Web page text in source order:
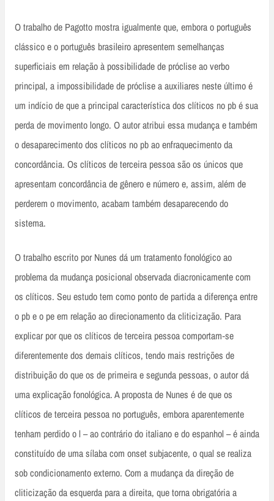
O trabalho de Pagotto mostra igualmente que, embora o português
clássico e o português brasileiro apresentem semelhanças
superficiais em relação à possibilidade de próclise ao verbo
principal, a impossibilidade de próclise a auxiliares neste último é
um indício de que a principal característica dos clíticos no pb é sua
perda de movimento longo. O autor atribui essa mudança e também
o desaparecimento dos clíticos no pb ao enfraquecimento da
concordância. Os clíticos de terceira pessoa são os únicos que
apresentam concordância de gênero e número e, assim, além de
perderem o movimento, acabam também desaparecendo do
sistema.
O trabalho escrito por Nunes dá um tratamento fonológico ao
problema da mudança posicional observada diacronicamente com
os clíticos. Seu estudo tem como ponto de partida a diferença entre
o pb e o pe em relação ao direcionamento da cliticização. Para
explicar por que os clíticos de terceira pessoa comportam‑se
diferentemente dos demais clíticos, tendo mais restrições de
distribuição do que os de primeira e segunda pessoas, o autor dá
uma explicação fonológica. A proposta de Nunes é de que os
clíticos de terceira pessoa no português, embora aparentemente
tenham perdido o l – ao contrário do italiano e do espanhol – é ainda
constituído de uma sílaba com onset subjacente, o qual se realiza
sob condicionamento externo. Com a mudança da direção de
cliticização da esquerda para a direita, que torna obrigatória a